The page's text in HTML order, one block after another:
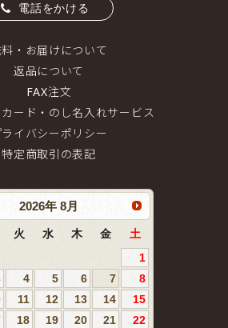
電話をかける
料・お届けについて
返品について
FAX注文
ード・のし名入れサービス
ライバシーポリシー
特定商取引の表記
2026年 8月
火 水 木 金
土
1
4 5 6 7
8
11 12 13 14
15
18 19 20 21 22